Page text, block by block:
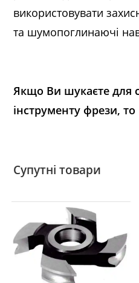
використовувати
та шумопоглинаючі
Якщо Ви шукаєте для
інструменту фрези,
Супутні товари